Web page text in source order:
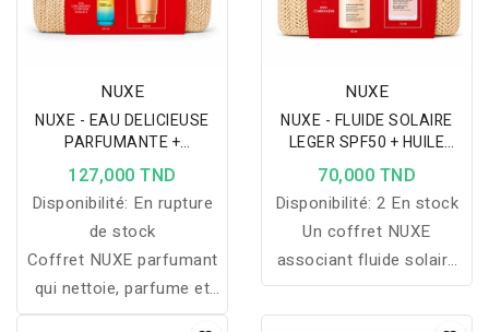
NUXE
NUXE - EAU DELICIEUSE
PARFUMANTE +
PRODIGIEUX HUILE DE
DOUCHE 200ML ET
TROUSSE OFFERTES
127,000 TND
Disponibilité: En rupture
de stock
Coffret NUXE parfumant
qui nettoie, parfume et
laisse la peau douce,
NUXE
NUXE - FLUIDE SOLAIRE
LEGER SPF50 + HUILE
FLORALE ET TROUSSE
OFFERTES
70,000 TND
Disponibilité:2 En stock
Un coffret NUXE
associant fluide solaire
SPF50 et huile florale
pour protéger, hydrater et